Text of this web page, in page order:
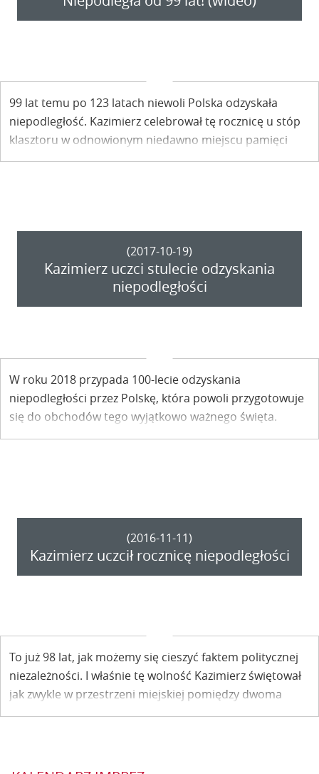
99 lat temu po 123 latach niewoli Polska odzyskała
niepodległość. Kazimierz celebrował tę rocznicę u stóp
klasztoru w odnowionym niedawno miejscu pamięci
narodowej.
(2017-10-19)
Kazimierz uczci stulecie odzyskania
niepodległości
W roku 2018 przypada 100-lecie odzyskania
niepodległości przez Polskę, która powoli przygotowuje
się do obchodów tego wyjątkowo ważnego święta.
Przygotowania rozpoczynają się także w Kazimierzu
(2016-11-11)
Kazimierz uczcił rocznicę niepodległości
To już 98 lat, jak możemy się cieszyć faktem politycznej
niezależności. I właśnie tę wolność Kazimierz świętował
jak zwykle w przestrzeni miejskiej pomiędzy dwoma
świątyniami.